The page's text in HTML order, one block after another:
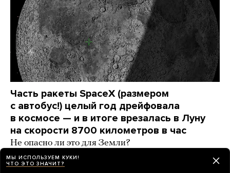
Часть ракеты SpaceX (размером
с автобус!) целый год дрейфовала
в космосе — и в итоге врезалась в Луну
на скорости 8700 километров в час
Не опасно ли это для Земли?
РАЗБОР день назад
МЫ ИСПОЛЬЗУЕМ КУКИ!
ЧТО ЭТО ЗНАЧИТ?